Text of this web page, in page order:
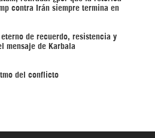
contra Irán siempre termina en
de recuerdo, resistencia y
mensaje de Karbala
del conflicto